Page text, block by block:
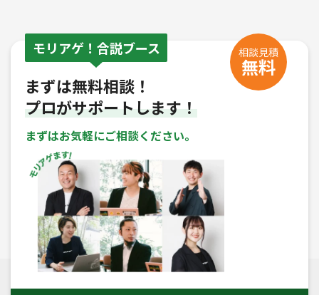
モリアゲ！合説ブース 相談見積
無料
まずは無料相談！
プロがサポートします！
まずはお気軽にご相談ください。